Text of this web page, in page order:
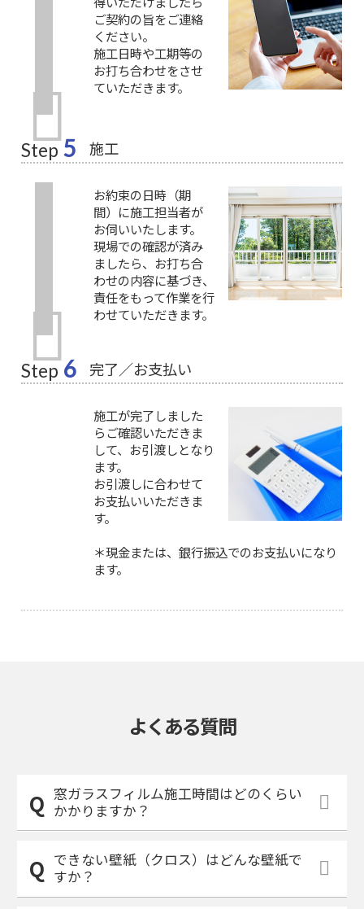
ご契約の旨をご連絡
ください。
施工日時や工期等の
お打ち合わせをさせ
ていただきます。
Step 5 施工
お約束の日時（期
間）に施工担当者が
お伺いいたします。
現場での確認が済み
ましたら、お打ち合
わせの内容に基づき、
責任をもって作業を行
わせていただきます。
Step 6 完了／お支払い
施工が完了しました
らご確認いただきま
して、お引渡しとなり
ます。
お引渡しに合わせて
お支払いいただきま
す。
＊現金または、銀行振込でのお支払いになり
ます。
よくある質問
窓ガラスフィルム施工時間はどのくらい
かかりますか？
できない壁紙（クロス）はどんな壁紙で
すか？